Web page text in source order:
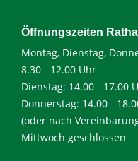
Öffnungszeiten
Montag, Dienstag,
8.30 - 12.00 Uhr
Dienstag: 14.00 - 17.00
Donnerstag: 14.00 -
(oder nach
Mittwoch geschlossen